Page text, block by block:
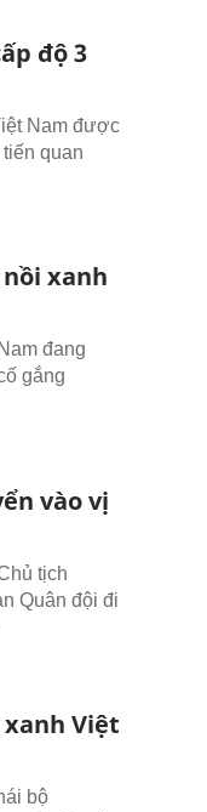
độ 3
Nam được
quan
xanh
đang
gắng
vào vị
tịch
Quân đội đi
Việt
bộ